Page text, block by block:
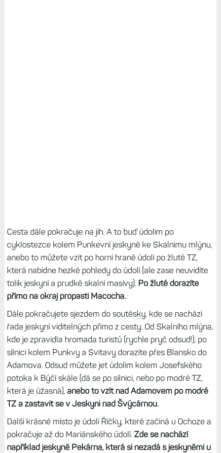
Cesta dále pokračuje na jih. A to buď údolím po
cyklostezce kolem Punkevní jeskyně ke Skalnímu mlýnu,
anebo to můžete vzít po horní hraně údolí po žluté TZ,
která nabídne hezké pohledy do údolí (ale zase neuvidíte
tolik jeskyní a prudké skalní masivy). Po žluté dorazíte
přímo na okraj propasti Macocha.
Dále pokračujete sjezdem do soutěsky, kde se nachází
řada jeskyní viditelných přímo z cesty. Od Skalního mlýna,
kde je zpravidla hromada turistů (rychle pryč odsud!), po
silnici kolem Punkvy a Svitavy dorazíte přes Blansko do
Adamova. Odsud můžete jet údolím kolem Josefského
potoka k Býčí skále (dá se po silnici, nebo po modré TZ,
která je úžasná), anebo to vzít nad Adamovem po modré
TZ a zastavit se v Jeskyni nad Švýcárnou.
Další krásné místo je údolí Říčky, které začíná u Ochoze a
pokračuje až do Mariánského údolí. Zde se nachází
například jeskyně Pekárna, která si nezadá s jeskyněmi u